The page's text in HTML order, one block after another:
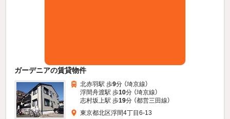
ガーデニアの賃貸物件
北赤羽駅 歩9分 （埼京線）
浮間舟渡駅 歩10分 （埼京線）
志村坂上駅 歩19分 （都営三田線）
東京都北区浮間4丁目6-13